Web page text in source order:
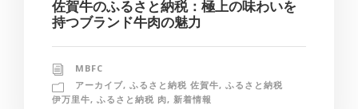
佐賀牛のふるさと納税：極上の味わいを
持つブランド牛肉の魅力
MBFC
アーカイブ, ふるさと納税 佐賀牛, ふるさと納税
伊万里牛, ふるさと納税 肉, 新着情報